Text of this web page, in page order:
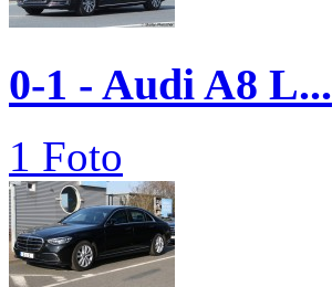
0-1 - Audi A8 L...
1 Foto